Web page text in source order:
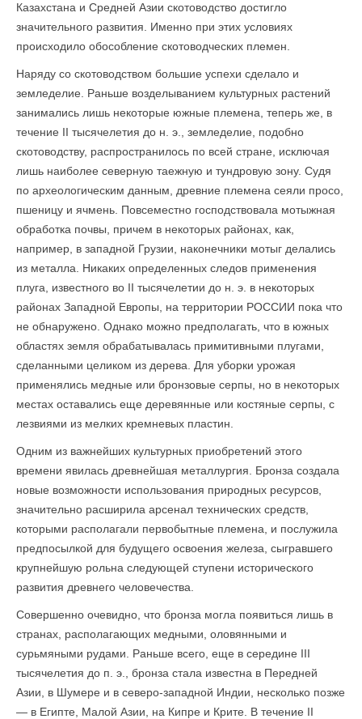
Казахстана и Средней Азии скотоводство достигло
значительного развития. Именно при этих условиях
происходило обособление ското­водческих племен.
Наряду со скотоводством большие успехи сделало и
земледелие. Раньше возделыванием культурных растений
занимались лишь некоторые южные племена, теперь же, в
течение II тысячелетия до н. э., земледелие, подобно
скотоводству, распространилось по всей стране, исключая
лишь наиболее северную таежную и тундровую зону. Судя
по археологическим данным, древние племена сеяли просо,
пшеницу и ячмень. Повсеместно господствовала мотыжная
обработка почвы, причем в некоторых районах, как,
например, в западной Грузии, наконечники мотыг делались
из металла. Никаких определенных следов применения
плуга, известного во II тысячелетии до н. э. в некоторых
районах Западной Европы, на территории РОССИИ пока что
не обнаружено. Однако можно предполагать, что в южных
областях земля обрабатывалась примитивными плугами,
сделанными целиком из дерева. Для уборки урожая
применялись медные или бронзовые серпы, но в некоторых
местах оставались еще деревянные или костяные серпы, с
лезвиями из мелких кремневых пластин.
Одним из важнейших культурных приобретений этого
времени явилась древнейшая металлургия. Бронза создала
новые возможности использования природных ресурсов,
значительно расширила арсенал технических средств,
которыми располагали первобытные племена, и послужила
предпосылкой для будущего освоения железа, сыгравшего
крупнейшую рольна следующей ступени исторического
развития древнего человечества.
Совершенно очевидно, что бронза могла появиться лишь в
странах, располагающих медными, оловянными и
сурьмяными рудами. Раньше всего, еще в середине III
тысячелетия до п. э., бронза стала известна в Передней
Азии, в Шумере и в северо-западной Индии, несколько позже
— в Египте, Малой Азии, на Кипре и Крите. В течение II